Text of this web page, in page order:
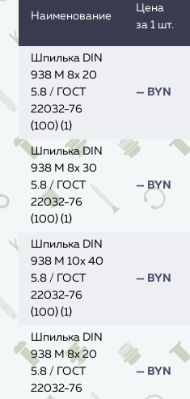
Наименование
Цена
за 1 шт.
Шпилька DIN
938 M 8x 20
5.8 / ГОСТ
22032-76
(100) (1)
— BYN
Шпилька DIN
938 M 8x 30
5.8 / ГОСТ
22032-76
(100) (1)
— BYN
Шпилька DIN
938 M 10x 40
5.8 / ГОСТ
22032-76
(100) (1)
— BYN
Шпилька DIN
938 M 8x 20
5.8 / ГОСТ
22032-76
— BYN